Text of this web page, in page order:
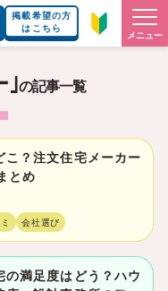
掲載希望の方
はこちら
メニュー
｣の記事一覧
こ？注文住宅メーカー
とめ
会社選び
の満足度はどう？ハウ